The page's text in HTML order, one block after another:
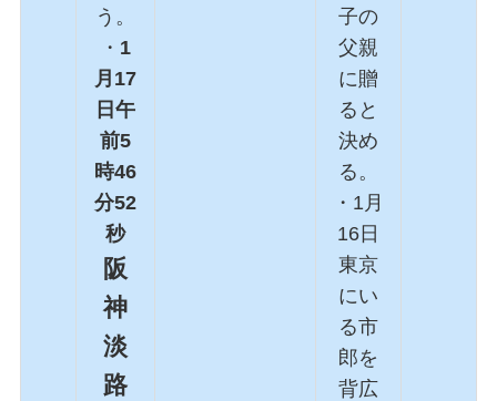
う。
・ 1
月17
日午
前5
時46
分52
秒
阪
神
淡
路
子の
父親
に贈
ると
決め
る。
・1月
16日
東京
にい
る市
郎を
背広